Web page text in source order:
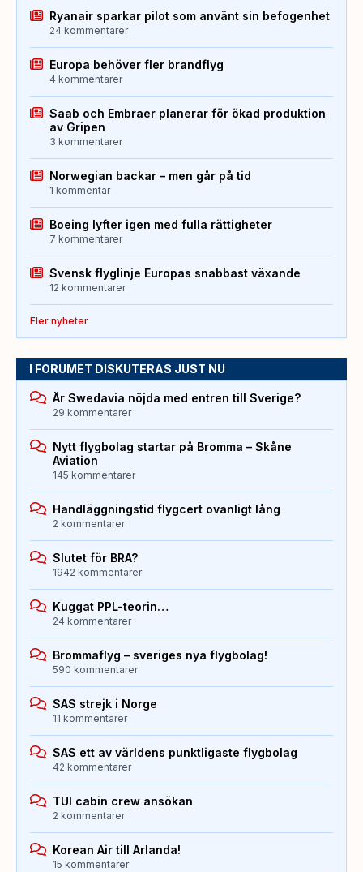
Ryanair sparkar pilot som använt sin befogenhet
24 kommentarer
Europa behöver fler brandflyg
4 kommentarer
Saab och Embraer planerar för ökad produktion
av Gripen
3 kommentarer
Norwegian backar – men går på tid
1 kommentar
Boeing lyfter igen med fulla rättigheter
7 kommentarer
Svensk flyglinje Europas snabbast växande
12 kommentarer
Fler nyheter
I FORUMET DISKUTERAS JUST NU
Är Swedavia nöjda med entren till Sverige?
29 kommentarer
Nytt flygbolag startar på Bromma – Skåne
Aviation
145 kommentarer
Handläggningstid flygcert ovanligt lång
2 kommentarer
Slutet för BRA?
1942 kommentarer
Kuggat PPL-teorin…
24 kommentarer
Brommaflyg – sveriges nya flygbolag!
590 kommentarer
SAS strejk i Norge
11 kommentarer
SAS ett av världens punktligaste flygbolag
42 kommentarer
TUI cabin crew ansökan
2 kommentarer
Korean Air till Arlanda!
15 kommentarer